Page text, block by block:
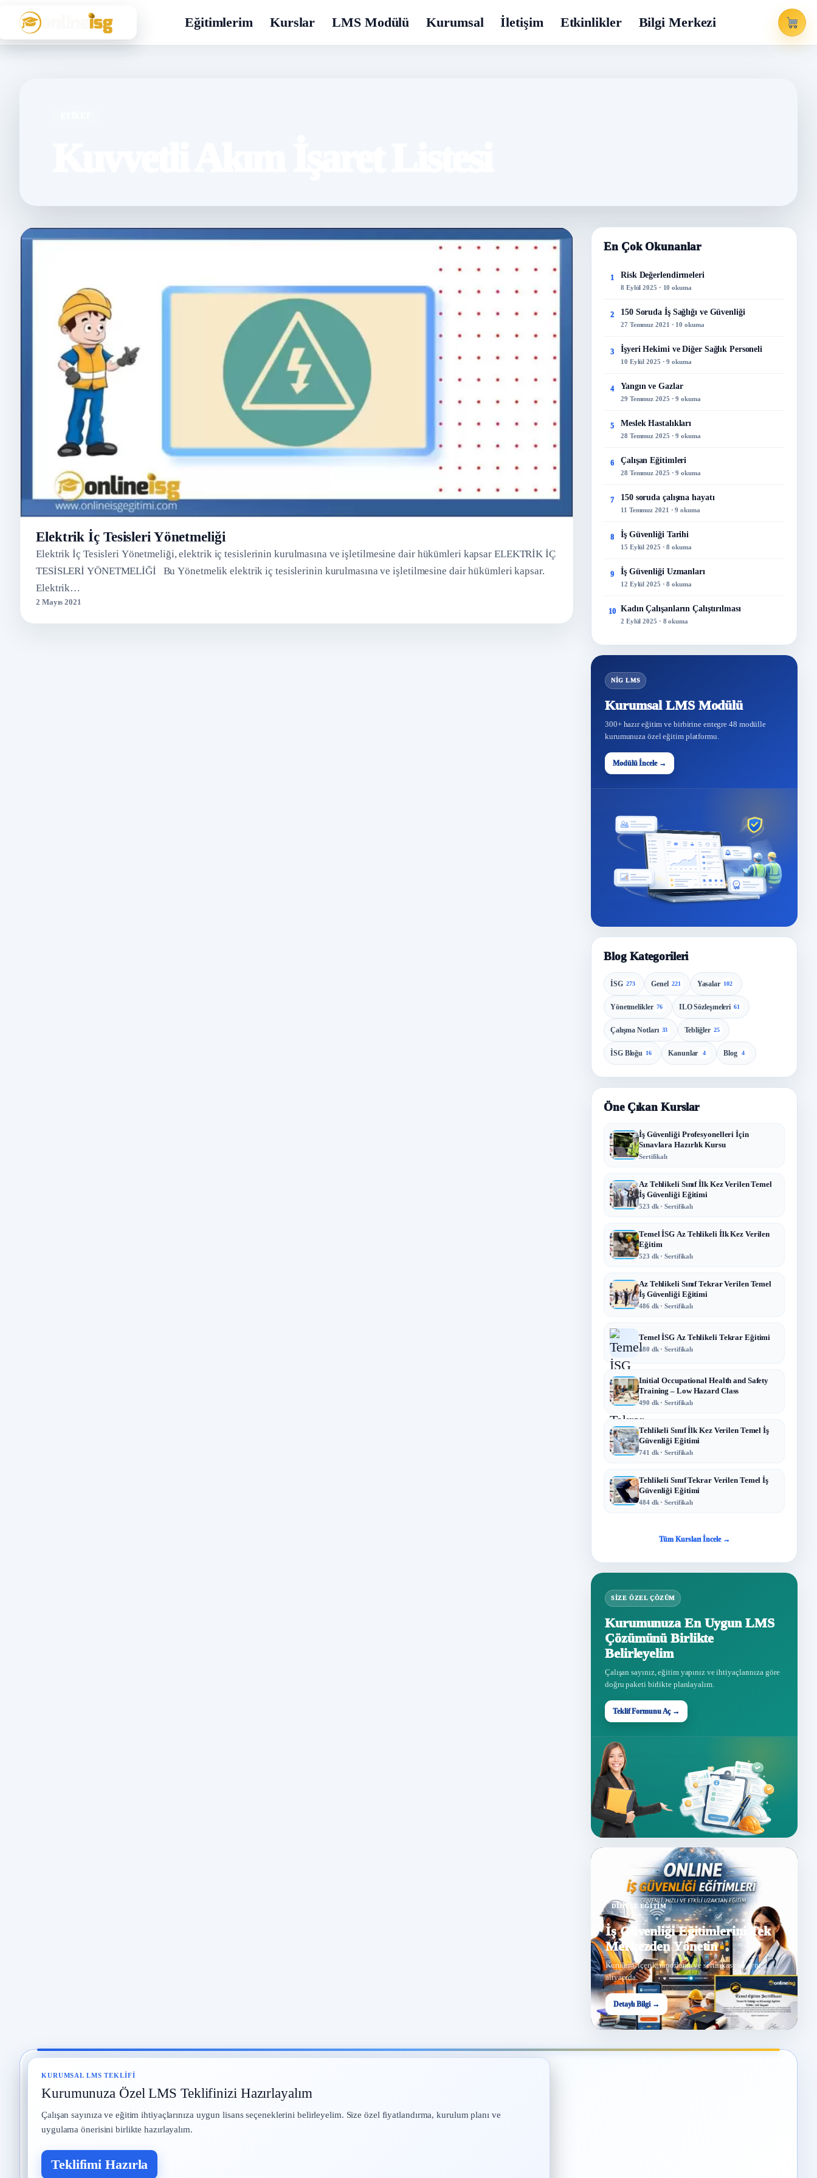
Eğitimlerim Kurslar LMS Modülü Kurumsal İletişim Etkinlikler Bilgi Merkezi
Elektrik İç Tesisleri Yönetmeliği
Elektrik İç Tesisleri Yönetmeliği, elektrik iç tesislerinin kurulmasına ve işletilmesine dair hükümleri kapsar ELEKTRİK İÇ
TESİSLERİ YÖNETMELİĞİ Bu Yönetmelik elektrik iç tesislerinin kurulmasına ve işletilmesine dair hükümleri kapsar.
Elektrik…
2 Mayıs 2021
En Çok Okunanlar
1 Risk Değerlendirmeleri
8 Eylül 2025 · 10 okuma
2 150 Soruda İş Sağlığı ve Güvenliği
27 Temmuz 2021 · 10 okuma
3 İşyeri Hekimi ve Diğer Sağlık Personeli
10 Eylül 2025 · 9 okuma
4 Yangın ve Gazlar
29 Temmuz 2025 · 9 okuma
5 Meslek Hastalıkları
28 Temmuz 2025 · 9 okuma
6 Çalışan Eğitimleri
28 Temmuz 2025 · 9 okuma
7 150 soruda çalışma hayatı
11 Temmuz 2021 · 9 okuma
8 İş Güvenliği Tarihi
15 Eylül 2025 · 8 okuma
9 İş Güvenliği Uzmanları
12 Eylül 2025 · 8 okuma
10 Kadın Çalışanların Çalıştırılması
2 Eylül 2025 · 8 okuma
NİG LMS
Kurumsal LMS Modülü
300+ hazır eğitim ve birbirine entegre 48 modülle
kurumunuza özel eğitim platformu.
Modülü İncele →
Blog Kategorileri
İSG 273 Genel 221 Yasalar 102
Yönetmelikler 76 ILO Sözleşmeleri 61
Çalışma Notları 33 Tebliğler 25
İSG Bloğu 16 Kanunlar 4 Blog 4
Öne Çıkan Kurslar
İş Güvenliği Profesyonelleri İçin
Sınavlara Hazırlık Kursu
Sertifikalı
Az Tehlikeli Sınıf İlk Kez Verilen Temel
İş Güvenliği Eğitimi
523 dk · Sertifikalı
Temel İSG Az Tehlikeli İlk Kez Verilen
Eğitim
523 dk · Sertifikalı
Az Tehlikeli Sınıf Tekrar Verilen Temel
İş Güvenliği Eğitimi
486 dk · Sertifikalı
Temel İSG Az Tehlikeli Tekrar Eğitimi
480 dk · Sertifikalı
Initial Occupational Health and Safety
Training – Low Hazard Class
490 dk · Sertifikalı
Tehlikeli Sınıf İlk Kez Verilen Temel İş
Güvenliği Eğitimi
741 dk · Sertifikalı
Tehlikeli Sınıf Tekrar Verilen Temel İş
Güvenliği Eğitimi
484 dk · Sertifikalı
Tüm Kursları İncele →
SIZE ÖZEL ÇÖZÜM
Kurumunuza En Uygun LMS
Çözümünü Birlikte
Belirleyelim
Çalışan sayınız, eğitim yapınız ve ihtiyaçlarınıza göre
doğru paketi birlikte planlayalım.
Teklif Formunu Aç →
DIJITAL EĞITIM
İş Güvenliği Eğitimlerini Tek
Merkezden Yönetin
Kurulum, içerik, raporlama ve sertifikasyon aynı
altyapıda.
Detaylı Bilgi →
KURUMSAL LMS TEKLIFI
Kurumunuza Özel LMS Teklifinizi Hazırlayalım
Çalışan sayınıza ve eğitim ihtiyaçlarınıza uygun lisans seçeneklerini belirleyelim. Size özel fiyatlandırma, kurulum planı ve
uygulama önerisini birlikte hazırlayalım.
Teklifimi Hazırla